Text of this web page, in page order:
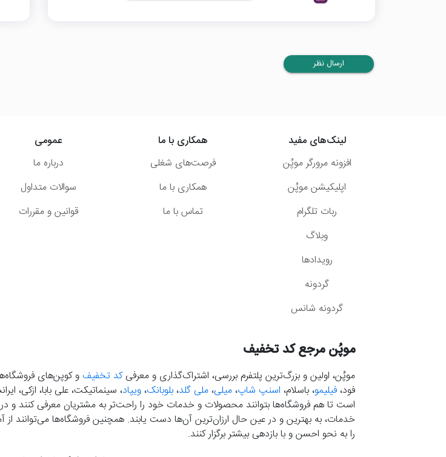
ارسال نظر
لینک‌های مفید
افزونه مرورگر موپُن
اپلیکیشن موپُن
ربات تلگرام
وبلاگ
رویدادها
گردونه
گردونه شانس
همکاری با ما
فرصت‌های شغلی
همکاری با ما
تماس با ما
عمومی
درباره ما
سوالات متداول
قوانین و مقررات
موپُن مرجع کد تخفیف
موپُن، اولین و بزرگ‌ترین پلتفرم بررسی، اشتراک‌گذاری و معرفیکد تخفیفو کوپن‌های
فود، فیلیمو، باسلام، اسنپ شاپ، میلی، ملی گلد، بلوبانک، ویپاد، سینماتیکت، علی بابا، ازکی،
است تا هم فروشگاه‌ها بتوانند محصولات و خدمات خود را راحت‌تر به مشتریان معرفی کنند و در
خدمات، به بهترین و در عین حال ارزان‌ترین آن‌ها دست‌ یابند. همچنین فروشگاه‌ها می‌توانند از
را به نحو احسن و با بازدهی بیشتر برگزار کنند.